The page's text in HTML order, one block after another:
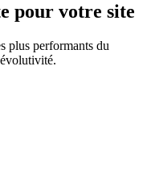
pour votre site
plus performants du